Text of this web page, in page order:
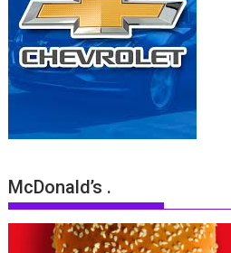
McDonald’s .